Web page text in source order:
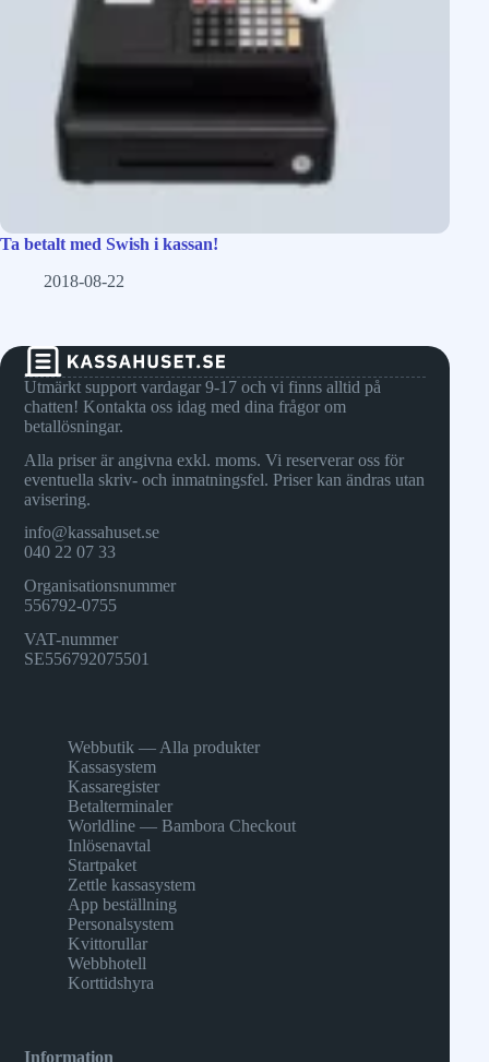
Ta betalt med Swish i kassan!
2018-08-22
Utmärkt support vardagar 9-17 och vi finns alltid på
chatten! Kontakta oss idag med dina frågor om
betallösningar.
Alla priser är angivna exkl. moms. Vi reserverar oss för
eventuella skriv- och inmatningsfel. Priser kan ändras utan
avisering.
info@kassahuset.se
040 22 07 33
Organisationsnummer
556792-0755
VAT-nummer
SE556792075501
Webbutik — Alla produkter
Kassasystem
Kassaregister
Betalterminaler
Worldline — Bambora Checkout
Inlösenavtal
Startpaket
Zettle kassasystem
App beställning
Personalsystem
Kvittorullar
Webbhotell
Korttidshyra
Information